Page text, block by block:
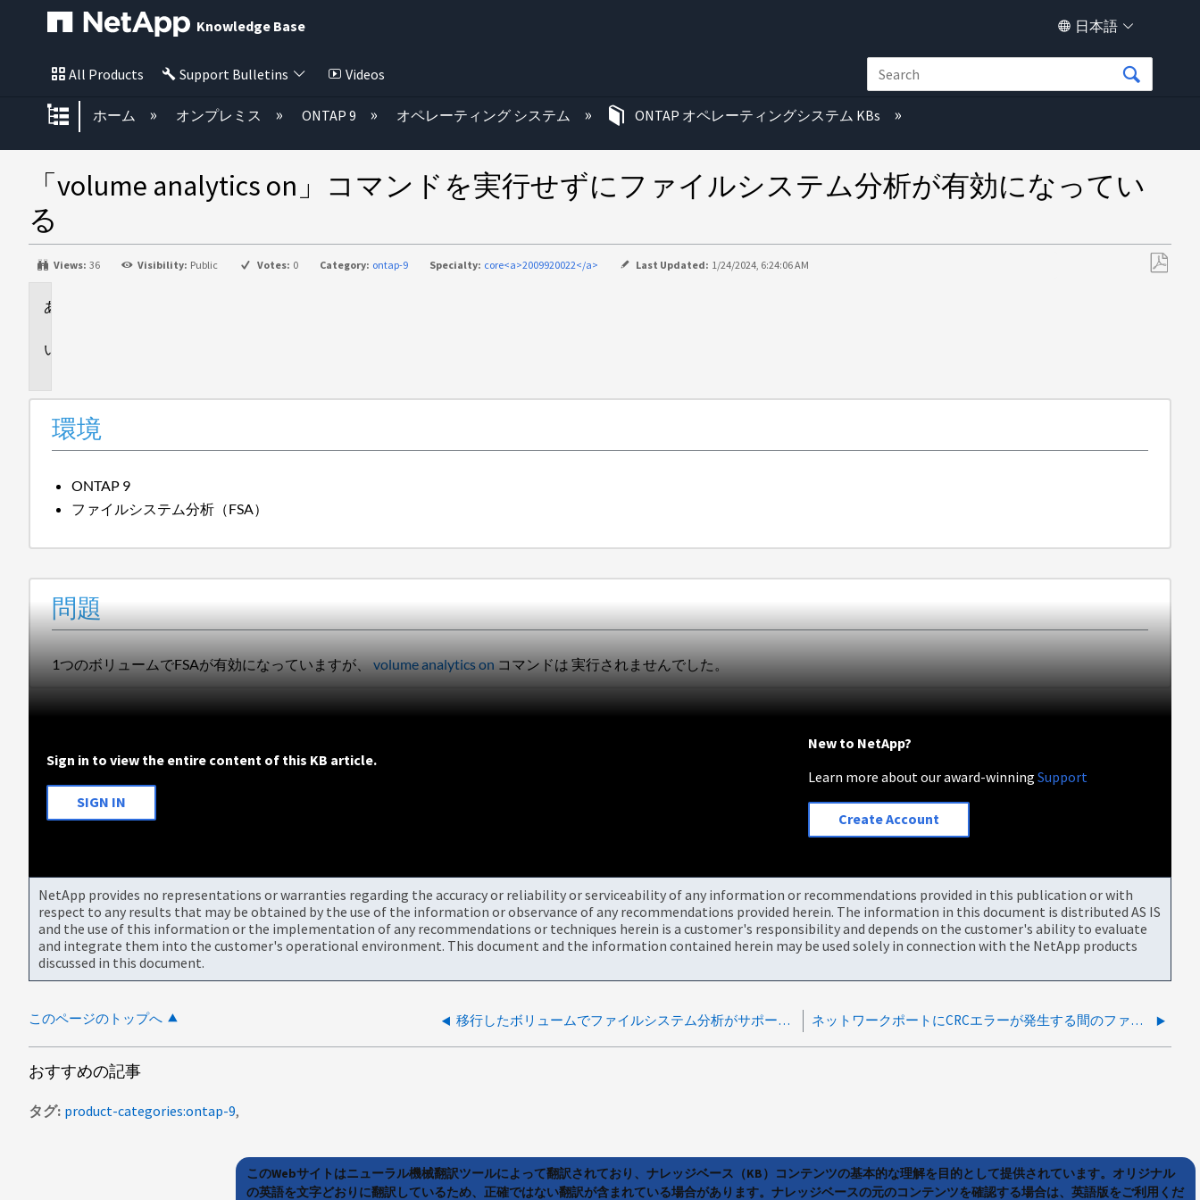
Knowledge Base 日本語
All Products Support Bulletins Videos
グローバル階層を展開/折りたたむ
ホーム オンプレミス ONTAP 9 オペレーティング システム ONTAP オペレーティングシステム KBs
「volume analytics on」コマンドを実行せずにファイルシステム分析が有効になってい
る
Views: 36 Visibility: Public Votes: 0 Category: ontap-9 Specialty: core<a>2009920022</a> Last Updated: 1/24/2024, 6:24:06 AM
環境
ONTAP 9
ファイルシステム分析（FSA）
問題
1つのボリュームでFSAが有効になっていますが、 volume analytics on コマンドは 実行されませんでした。
Sign in to view the entire content of this KB article.
SIGN IN
New to NetApp?
Learn more about our award-winningSupport
Create Account
NetApp provides no representations or warranties regarding the accuracy or reliability or serviceability of any information or recommendations provided in this publication or with
respect to any results that may be obtained by the use of the information or observance of any recommendations provided herein. The information in this document is distributed AS IS
and the use of this information or the implementation of any recommendations or techniques herein is a customer's responsibility and depends on the customer's ability to evaluate
and integrate them into the customer's operational environment. This document and the information contained herein may be used solely in connection with the NetApp products
discussed in this document.
このページのトップへ 移行したボリュームでファイルシステム分析がサポートされない ネットワークポートにCRCエラーが発生する間のファイルアクセスおよびパフォーマンスの問題
おすすめの記事
タグ product-categories:ontap-9
このWebサイトはニューラル機械翻訳ツールによって翻訳されており、ナレッジベース（KB）コンテンツの基本的な理解を目的として提供されています。オリジナル
の英語を文字どおりに翻訳しているため、正確ではない翻訳が含まれている場合があります。ナレッジベースの元のコンテンツを確認する場合は、英語版をご利用くだ